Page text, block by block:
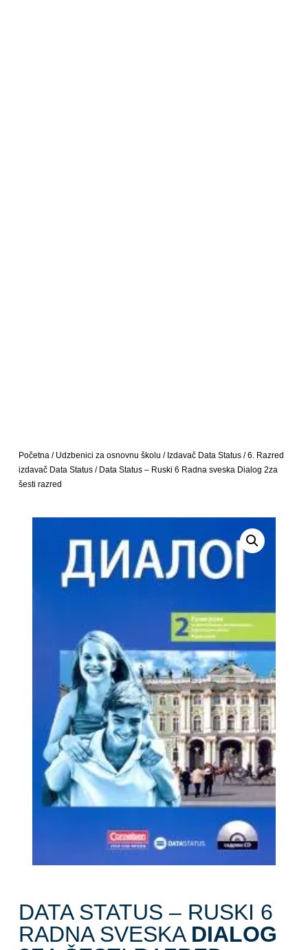
Početna/ Udzbenici za osnovnu školu / Izdavač Data Status/6. Razred
izdavač Data Status/ Data Status – Ruski 6 Radna sveska Dialog 2za
šesti razred
DATA STATUS – RUSKI 6
RADNA SVESKA DIALOG